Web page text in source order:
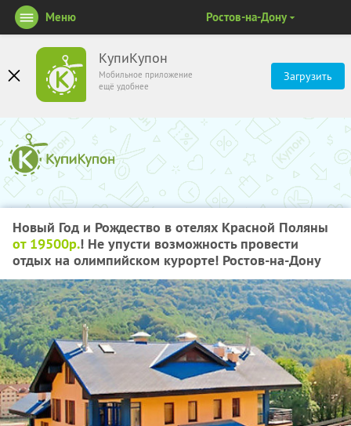
КупиКупон
Мобильное приложение
ещё удобнее
Загрузить
Меню Ростов-на-Дону
Новый Год и Рождество в отелях Красной Поляны
от 19500р.! Не упусти возможность провести
отдых на олимпийском курорте! Ростов-на-Дону